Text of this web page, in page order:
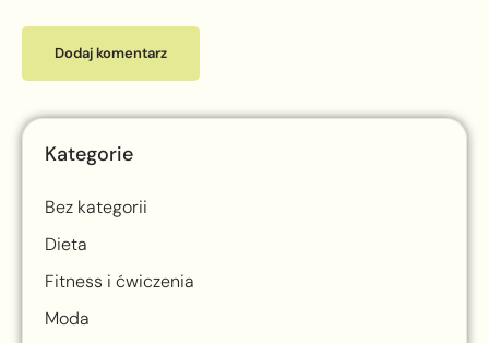
Kategorie
Bez kategorii
Dieta
Fitness i ćwiczenia
Moda